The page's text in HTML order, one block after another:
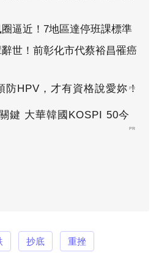
逼近！7地區達停班課標準
世！前彰化市代蔡裕昌罹癌
防HPV，才有資格說愛妳！
PR
鍵 大華韓國KOSPI 50今
PR
抄底 重挫